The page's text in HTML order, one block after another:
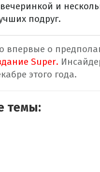
и
подруг.
впервые о
Super.
этого года.
темы: